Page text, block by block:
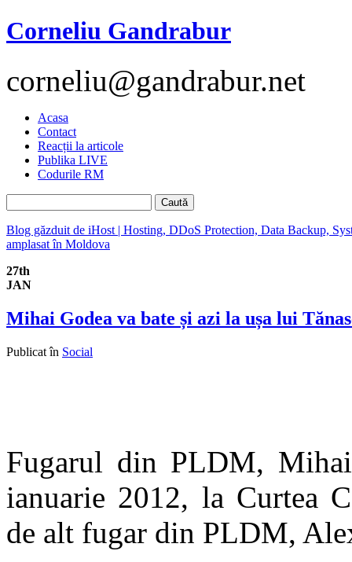
Corneliu Gandrabur
corneliu@gandrabur.net
Acasa
Contact
Reacții la articole
Publika LIVE
Codurile RM
Blog găzduit de iHost | Hosting, DDoS Protection, Data Backup,
amplasat în Moldova
27th
JAN
Mihai Godea va bate și azi la ușa lui
Publicat în Social
Fugarul din PLDM,
ianuarie 2012, la Curtea
de alt fugar din PLDM,